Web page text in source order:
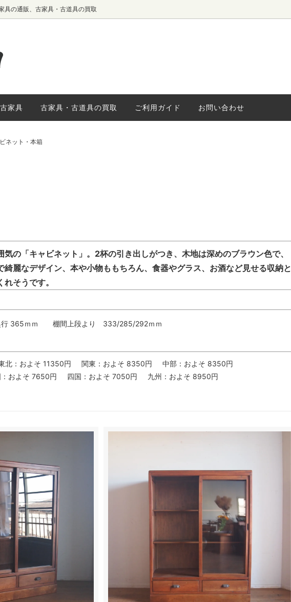
の通販、古家具・古道具の買取
家具 古家具・古道具の買取 ご利用ガイド お問い合わせ
ネット・本箱
の「キャビネット」。2杯の引き出しがつき、木地は深めのブラウン色で、
綺麗なデザイン、本や小物ももちろん、食器やグラス、お酒など見せる収納と
そうです。
行 365ｍｍ 棚間上段より 333/285/292ｍｍ
北：およそ 11350円 関東：およそ 8350円
中部：およそ 8350円
およそ 7650円 四国：およそ 7050円
九州：およそ 8950円